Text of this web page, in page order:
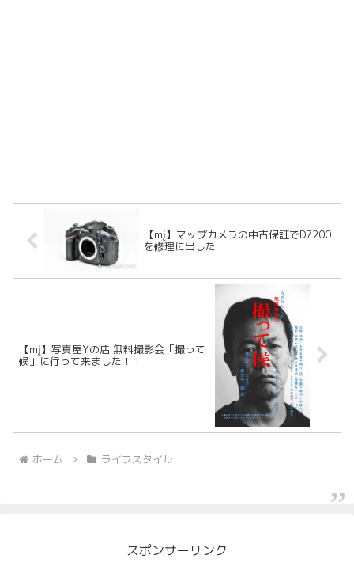
【mį】マップカメラの中古保証でD7200
を修理に出した
【mį】写真屋Yの店 無料撮影会「撮って
候」に行って来ました！！
ホーム ライフスタイル
スポンサーリンク